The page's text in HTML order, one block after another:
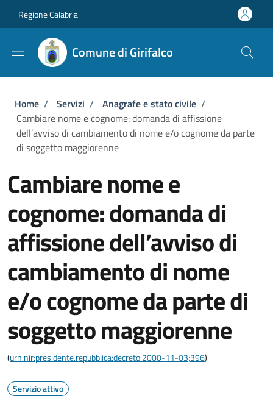
Regione Calabria
Comune di Girifalco
Briciole di pane
Home / Servizi / Anagrafe e stato civile /
Cambiare nome e cognome: domanda di affissione
dell’avviso di cambiamento di nome e/o cognome da parte
di soggetto maggiorenne
Cambiare nome e
cognome: domanda di
affissione dell’avviso di
cambiamento di nome
e/o cognome da parte di
soggetto maggiorenne
(urn:nir:presidente.repubblica:decreto:2000-11-03;396)
Servizio attivo